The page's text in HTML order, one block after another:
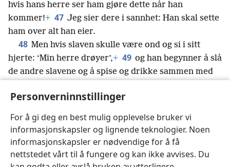
Personverninnstillinger
For å gi deg en best mulig opplevelse bruker vi
informasjonskapsler og lignende teknologier. Noen
informasjonskapsler er nødvendige for å få
nettstedet vårt til å fungere og kan ikke avvises. Du
hvis hans herre ser ham gjøre dette når han
kommer!+ 47 Jeg sier dere i sannhet: Han skal sette
ham over alt han eier.
48 Men hvis slaven skulle være ond og si i sitt
hjerte: ‘Min herre drøyer’,+ 49 og han begynner å slå
de andre slavene og å spise og drikke sammen med
dag og i en time han ikke venter det,
straffe ham meget strengt og sende ham ut blant
hyklerne. Der skal han gråte og skjære tenner.